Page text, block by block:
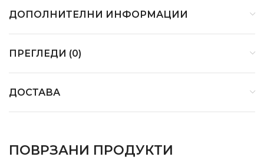
ДОПОЛНИТЕЛНИ ИНФОРМАЦИИ
ПРЕГЛЕДИ (0)
ДОСТАВА
ПОВРЗАНИ ПРОДУКТИ